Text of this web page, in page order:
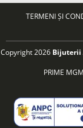
TERMENI ȘI
Copyright 2026 Bijuterii
PRIME